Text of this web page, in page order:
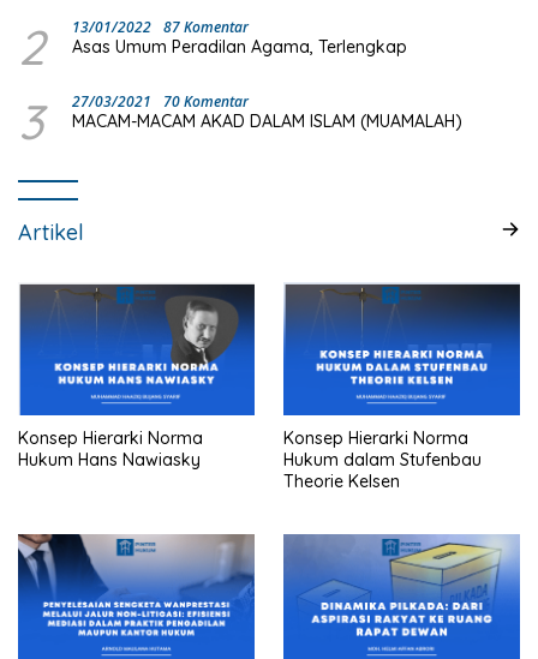
2 13/01/2022 87 Komentar
Asas Umum Peradilan Agama, Terlengkap
3 27/03/2021 70 Komentar
MACAM-MACAM AKAD DALAM ISLAM (MUAMALAH)
Artikel
Konsep Hierarki Norma
Hukum Hans Nawiasky
Konsep Hierarki Norma
Hukum dalam Stufenbau
Theorie Kelsen